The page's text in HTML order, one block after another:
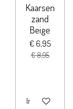
Kaarsen
zand
Beige
€ 6,95
€ 8,95
In winkelwagen